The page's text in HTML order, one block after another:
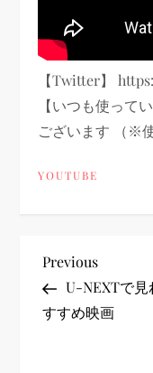
【Twitter】
【いつも使って
ございます （※
YOUTUBE
投
稿
Previous
Post
Previous
U-NEXTで見
すすめ映画